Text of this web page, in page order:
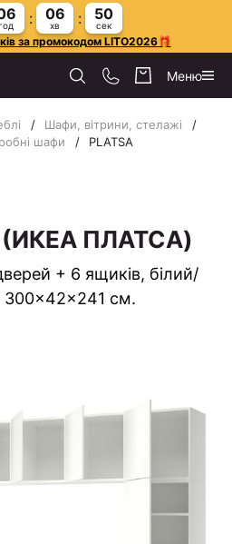
06
хв
49
сек
за промокодом LITO2026🎁
Меню
Шафи, вітрини, стелажі
шафи PLATSA
(ИКЕА ПЛАТСА)
+ 6 ящиків, білий/
300x42x241 см.